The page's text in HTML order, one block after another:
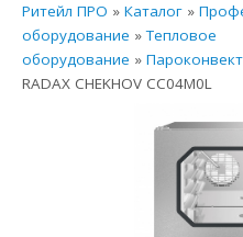
Ритейл ПРО »Каталог »
оборудование »Тепловое
оборудование »
RADAX CHEKHOV CC04M0L